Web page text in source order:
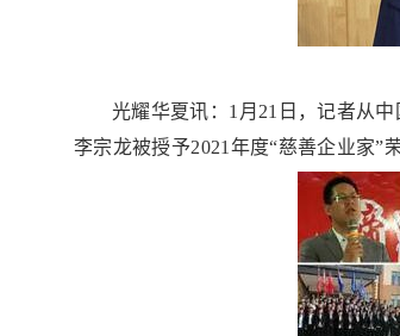
光耀华夏讯：1月21日，记者从
李宗龙被授予2021年度“慈善企业家”